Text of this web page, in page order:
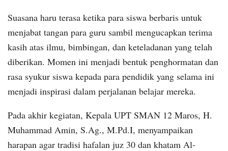
Suasana haru terasa ketika para siswa berbaris untuk
menjabat tangan para guru sambil mengucapkan terima
kasih atas ilmu, bimbingan, dan keteladanan yang telah
diberikan. Momen ini menjadi bentuk penghormatan dan
rasa syukur siswa kepada para pendidik yang selama ini
menjadi inspirasi dalam perjalanan belajar mereka.
Pada akhir kegiatan, Kepala UPT SMAN 12 Maros, H.
Muhammad Amin, S.Ag., M.Pd.I, menyampaikan
harapan agar tradisi hafalan juz 30 dan khatam Al-